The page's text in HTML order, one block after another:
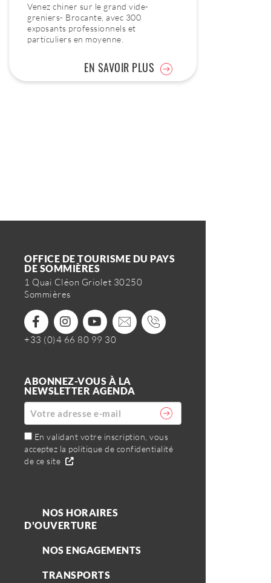
Venez chiner sur le grand vide-
greniers- Brocante, avec 300
exposants professionnels et
particuliers en moyenne.
EN SAVOIR PLUS
OFFICE DE TOURISME DU PAYS
DE SOMMIÈRES
1 Quai Cléon Griolet 30250
Sommières
+33 (0)4 66 80 99 30
ABONNEZ-VOUS À LA
NEWSLETTER AGENDA
En validant votre inscription, vous
acceptez la politique de confidentialité
de ce site
NOS HORAIRES
D'OUVERTURE
NOS ENGAGEMENTS
TRANSPORTS